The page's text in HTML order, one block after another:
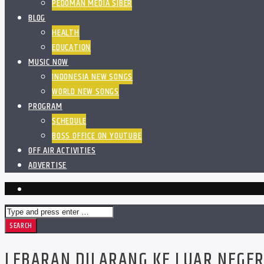
PEDOMAN MEDIA SIBER
BLOG
HEALTH
EDUCATION
MUSIC NOW
INDONESIA NEW SONGS
WORLD NEW SONGS
PROGRAM
SCHEDULE
BOSS OFFICE ON YOUTUBE
OFF AIR ACTIVITIES
ADVERTISE